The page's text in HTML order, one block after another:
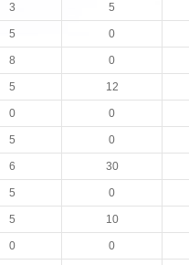
3 5
5 0
8 0
5 12
0 0
5 0
6 30
5 0
5 10
0 0